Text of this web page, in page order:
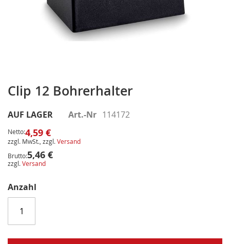
Clip 12 Bohrerhalter
AUF LAGER Art.-Nr 114172
Netto:4,59 €
zzgl. MwSt., zzgl.Versand
Brutto:5,46 €
zzgl.Versand
Anzahl
Anfang
der
Bildergalerie